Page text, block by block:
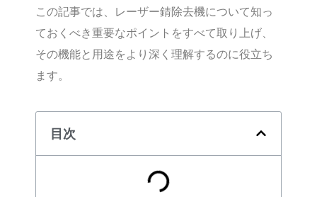
この記事では、レーザー錆除去機について知っ
ておくべき重要なポイントをすべて取り上げ、
その機能と用途をより深く理解するのに役立ち
ます。
目次